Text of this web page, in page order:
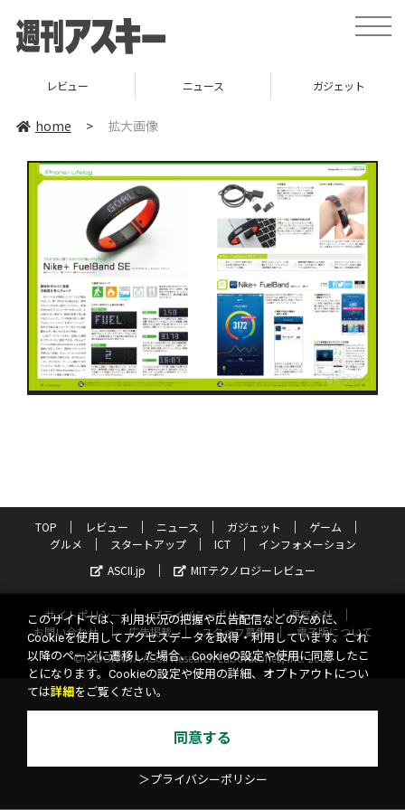
toggle
レビュー ニュース ガジェット
home > 拡大画像
TOP レビュー ニュース ガジェット
ゲーム
グルメ
スタートアップ ICT
インフォメーション
ASCII.jp
MITテクノロジーレビュー
サイトポリシー プライバシーポリシー
運営会社
お問い合わせ
広告掲載 スタッフ募集
電子版について
©KADOKAWA ASCII Research Laboratories, Inc. 2026
このサイトでは、利用状況の把握や広告配信などのために、
Cookieを使用してアクセスデータを取得・利用しています。これ
以降のページに遷移した場合、Cookieの設定や使用に同意したこ
とになります。Cookieの設定や使用の詳細、オプトアウトについ
ては詳細 をご覧ください。
同意する
＞プライバシーポリシー